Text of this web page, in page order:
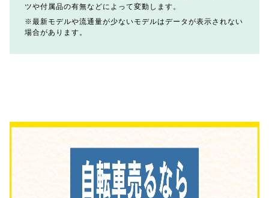
ツや付属品の有無などによって変動します。
最新モデルや流通量が少ないモデルはデータが表示されない
場合があります。